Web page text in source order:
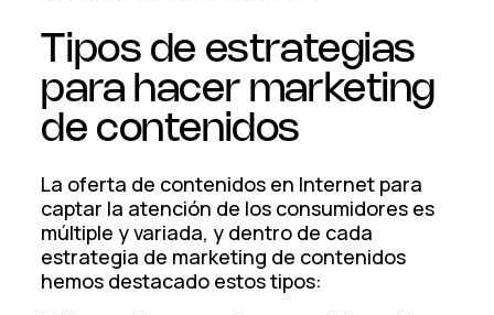
Tipos de estrategias
para hacer marketing
de contenidos
La oferta de contenidos en Internet para
captar la atención de los consumidores es
múltiple y variada, y dentro de cada
estrategia de marketing de contenidos
hemos destacado estos tipos: